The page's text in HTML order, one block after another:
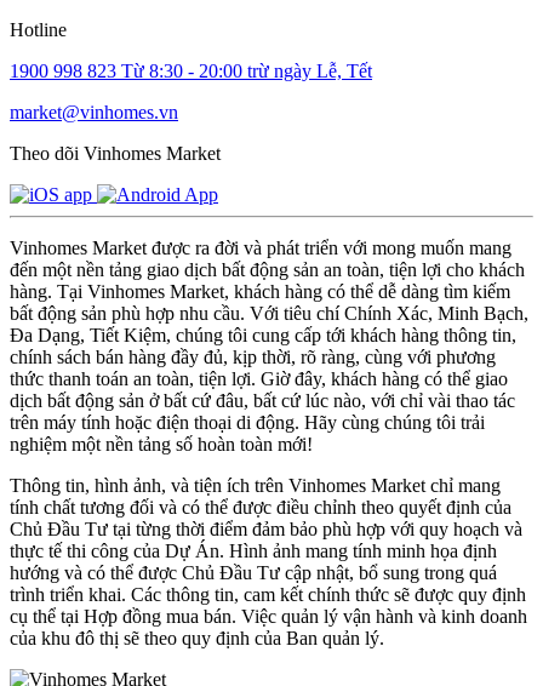
Hotline
1900 998 823 Từ 8:30 - 20:00 trừ ngày Lễ, Tết
market@vinhomes.vn
Theo dõi Vinhomes Market
Vinhomes Market được ra đời và phát triển với mong muốn mang
đến một nền tảng giao dịch bất động sản an toàn, tiện lợi cho khách
hàng. Tại Vinhomes Market, khách hàng có thể dễ dàng tìm kiếm
bất động sản phù hợp nhu cầu. Với tiêu chí Chính Xác, Minh Bạch,
Đa Dạng, Tiết Kiệm, chúng tôi cung cấp tới khách hàng thông tin,
chính sách bán hàng đầy đủ, kịp thời, rõ ràng, cùng với phương
thức thanh toán an toàn, tiện lợi. Giờ đây, khách hàng có thể giao
dịch bất động sản ở bất cứ đâu, bất cứ lúc nào, với chỉ vài thao tác
trên máy tính hoặc điện thoại di động. Hãy cùng chúng tôi trải
nghiệm một nền tảng số hoàn toàn mới!
Thông tin, hình ảnh, và tiện ích trên Vinhomes Market chỉ mang
tính chất tương đối và có thể được điều chỉnh theo quyết định của
Chủ Đầu Tư tại từng thời điểm đảm bảo phù hợp với quy hoạch và
thực tế thi công của Dự Án. Hình ảnh mang tính minh họa định
hướng và có thể được Chủ Đầu Tư cập nhật, bổ sung trong quá
trình triển khai. Các thông tin, cam kết chính thức sẽ được quy định
cụ thể tại Hợp đồng mua bán. Việc quản lý vận hành và kinh doanh
của khu đô thị sẽ theo quy định của Ban quản lý.